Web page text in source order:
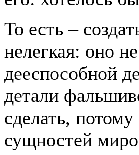
То есть –
нелегкая: оно
дееспособной
детали
сделать,
сущностей